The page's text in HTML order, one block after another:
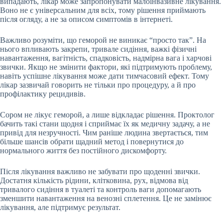
Воно не є універсальним для всіх, тому рішення приймають
після огляду, а не за описом симптомів в інтернеті.
Важливо розуміти, що геморой не виникає “просто так”. На
нього впливають закрепи, тривале сидіння, важкі фізичні
навантаження, вагітність, спадковість, надмірна вага і харчові
звички. Якщо не змінити фактори, які підтримують проблему,
навіть успішне лікування може дати тимчасовий ефект. Тому
лікар зазвичай говорить не тільки про процедуру, а й про
профілактику рецидивів.
Сором не лікує геморой, а лише відкладає рішення. Проктолог
бачить такі стани щодня і сприймає їх як медичну задачу, а не
привід для незручності. Чим раніше людина звертається, тим
більше шансів обрати щадний метод і повернутися до
нормального життя без постійного дискомфорту.
Після лікування важливо не забувати про щоденні звички.
Достатня кількість рідини, клітковина, рух, відмова від
тривалого сидіння в туалеті та контроль ваги допомагають
зменшити навантаження на венозні сплетення. Це не замінює
лікування, але підтримує результат.